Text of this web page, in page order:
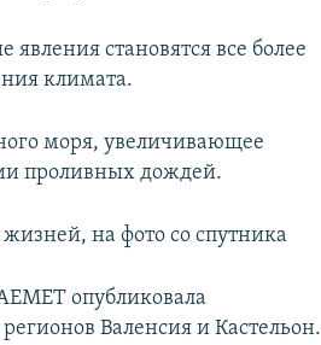
становятся все более
климата.
моря, увеличивающее
проливных дождей.
на фото со спутника
опубликовала
Валенсия и Кастельон.